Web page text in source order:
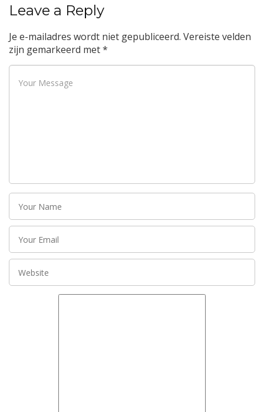
Leave a Reply
Je e-mailadres wordt niet gepubliceerd. Vereiste velden
zijn gemarkeerd met*